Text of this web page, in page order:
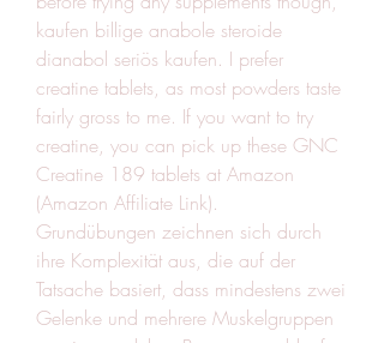
kaufen billige anabole steroide
dianabol seriös kaufen. I prefer
creatine tablets, as most powders taste
fairly gross to me. If you want to try
creatine, you can pick up these GNC
Creatine 189 tablets at Amazon
(Amazon Affiliate Link).
Grundübungen zeichnen sich durch
ihre Komplexität aus, die auf der
Tatsache basiert, dass mindestens zwei
Gelenke und mehrere Muskelgruppen